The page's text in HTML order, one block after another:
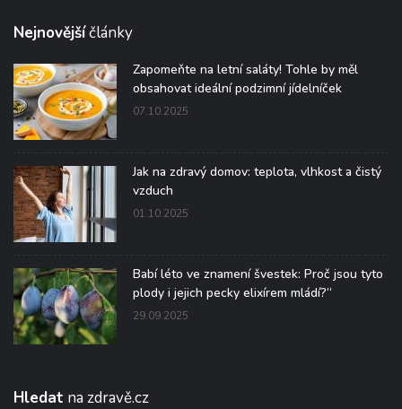
Nejnovějšíčlánky
Zapomeňte na letní saláty! Tohle by měl
obsahovat ideální podzimní jídelníček
07.10.2025
Jak na zdravý domov: teplota, vlhkost a čistý
vzduch
01.10.2025
Babí léto ve znamení švestek: Proč jsou tyto
plody i jejich pecky elixírem mládí?“
29.09.2025
Hledat na zdravě.cz